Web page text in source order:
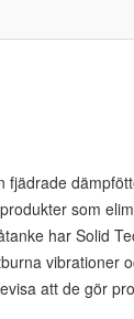
som
har Solid
vibrationer
att de gör